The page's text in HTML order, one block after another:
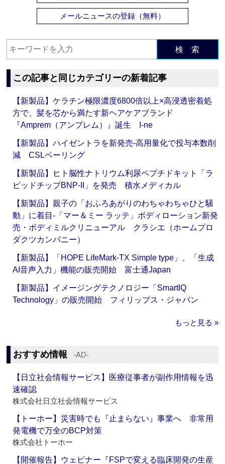
メールニュースの登録（無料）
検 索
この記事と同じカテゴリーの新着記事
【新製品】ケラチン極限濃度6800倍以上×高浸透密着処
方で、髪を芯から満たす新ヘアケアブランド
『Amprem（アンプレム）』誕生 I-ne
【新製品】ハイゼントラを新発売‐高用量化で投与本数削
減 CSLベーリング
【新製品】ヒト脳性ナトリウム利尿ペプチドキット「ラ
ピッドチップBNP-II」を発売 積水メディカル
【新製品】親子の「おふろあがりのわちゃわちゃひと騒
動」に着目‐「マー＆ミー ラッテ」ボディローション新発
売・ボディミルクリニューアル クラシエ（ホームプロ
ダクツカンパニー）
【新製品】「HOPE LifeMark-TX Simple type」、「生成
AI音声入力」機能の販売開始 富士通Japan
【新製品】イメージングテクノロジー「SmartIQ
Technology」の販売開始 フィリップス・ジャパン
もっと見る »
おすすめ情報 ‐AD‐
【日立社会情報サービス】医療従事者が副作用情報を迅
速確認
株式会社日立社会情報サービス
【トーホー】災害時でも『止まらない』事業へ 非常用
発電機で万全のBCP対策
株式会社トーホー
【開催報告】ウェビナー『FSPで変える臨床開発の生産